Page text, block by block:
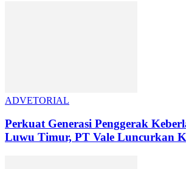
ADVETORIAL
Perkuat Generasi Penggerak
Luwu Timur, PT Vale Luncurkan